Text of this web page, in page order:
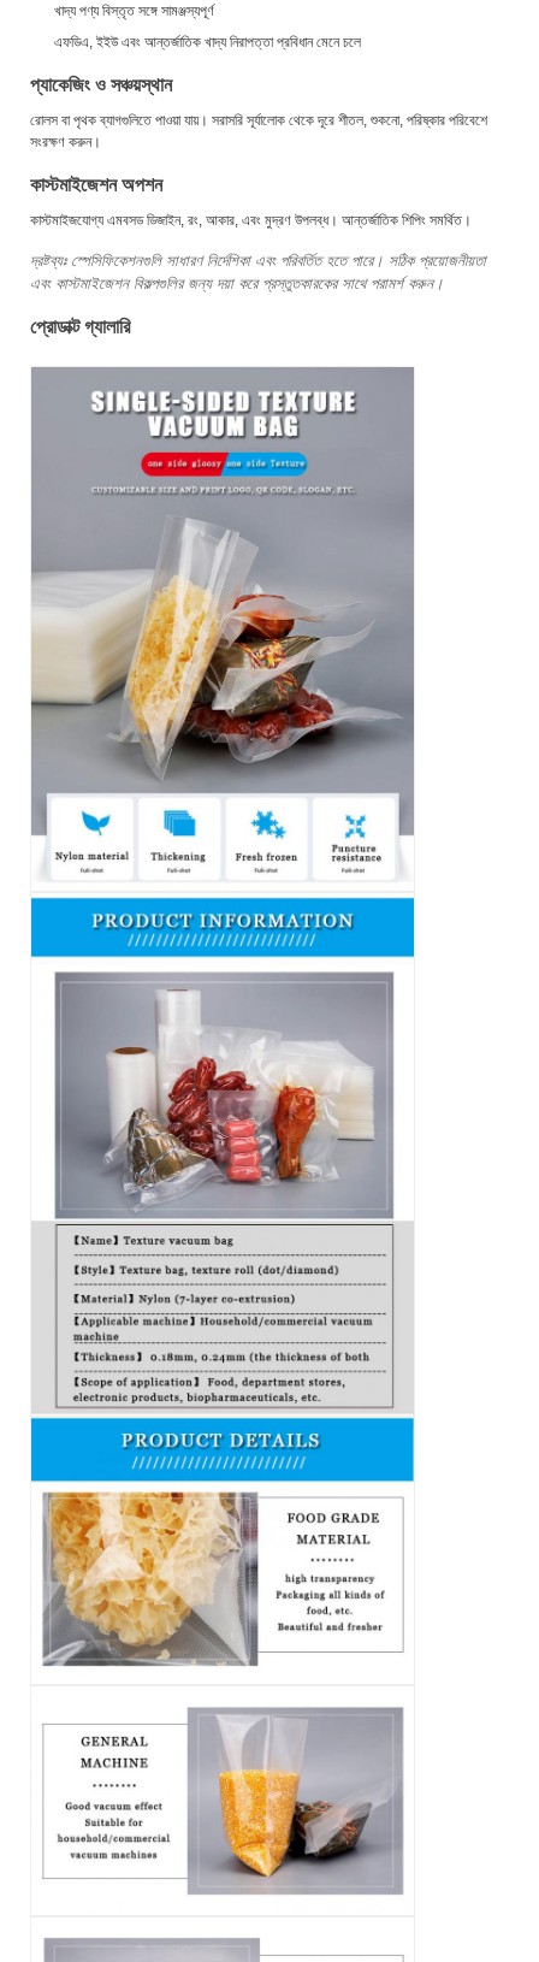
খাদ্য পণ্য বিস্তৃত সঙ্গে সামঞ্জস্যপূর্ণ
এফডিএ, ইইউ এবং আন্তর্জাতিক খাদ্য নিরাপত্তা প্রবিধান মেনে চলে
প্যাকেজিং ও সঞ্চয়স্থান
রোলস বা পৃথক ব্যাগগুলিতে পাওয়া যায়। সরাসরি সূর্যালোক থেকে দূরে শীতল, শুকনো, পরিষ্কার পরিবেশে
সংরক্ষণ করুন।
কাস্টমাইজেশন অপশন
কাস্টমাইজযোগ্য এমবসড ডিজাইন, রং, আকার, এবং মুদ্রণ উপলব্ধ। আন্তর্জাতিক শিপিং সমর্থিত।
দ্রষ্টব্যঃ স্পেসিফিকেশনগুলি সাধারণ নির্দেশিকা এবং পরিবর্তিত হতে পারে। সঠিক প্রয়োজনীয়তা
এবং কাস্টমাইজেশন বিকল্পগুলির জন্য দয়া করে প্রস্তুতকারকের সাথে পরামর্শ করুন।
প্রোডাক্ট গ্যালারি